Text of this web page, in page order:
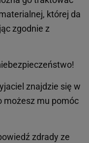
której da
zgodnie z
znajdzie się w
możesz mu pomóc
zdrady ze